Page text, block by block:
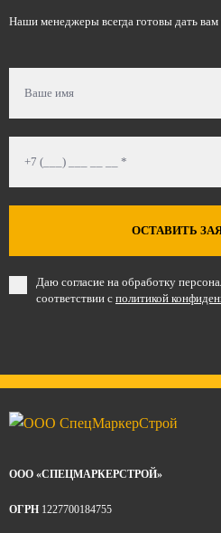
Наши менеджеры всегда готовы дать
ОСТАВИТЬ
Даю согласие на обработку
соответствии с политикой
ООО «СПЕЦМАРКЕРСТРОЙ»
ОГРН 1227700184755